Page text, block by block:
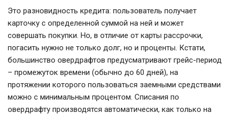
Это разновидность кредита: пользователь получает
карточку с определенной суммой на ней и может
совершать покупки. Но, в отличие от карты рассрочки,
погасить нужно не только долг, но и проценты. Кстати,
большинство овердрафтов предусматривают грейс-период
– промежуток времени (обычно до 60 дней), на
протяжении которого пользоваться заемными средствами
можно с минимальным процентом. Списания по
овердрафту производятся автоматически, как только на